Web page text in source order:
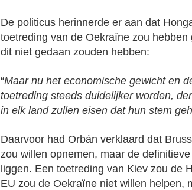
De politicus herinnerde er aan dat
toetreding van de Oekraïne zou
dit niet gedaan zouden hebben:
“Maar nu het economische gewicht en
toetreding steeds duidelijker worden,
in elk land zullen eisen dat hun stem
Daarvoor had Orbán verklaard dat
zou willen opnemen, maar de
liggen. Een toetreding van Kiev zou de
EU zou de Oekraïne niet willen helpen,